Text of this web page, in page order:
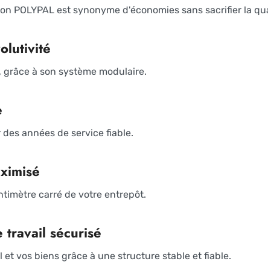
POLYPAL est synonyme d'économies sans sacrifier la
à son système modulaire.
années de service fiable.
carré de votre entrepôt.
travail sécurisé
et vos biens grâce à une structure stable et fiable.